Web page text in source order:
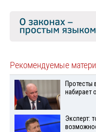
Рекомендуемые
Протесты
набирает
Эксперт: